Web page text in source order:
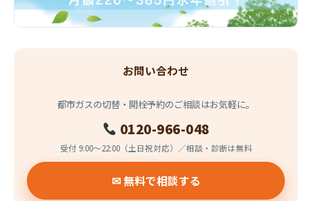
お問い合わせ
都市ガスの切替・開栓予約のご相談はお気軽に。
0120-966-048
受付 9:00〜22:00（土日祝対応）／相談・診断は無料
✉ 無料で相談する